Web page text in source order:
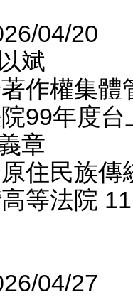
04/20
斌
作權集
99年度台
章
住民族
等法院
04/27